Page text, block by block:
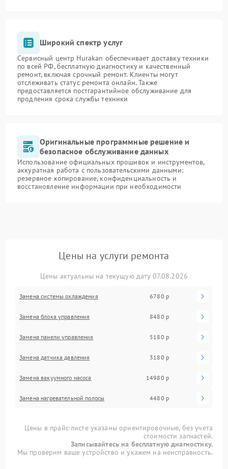
Широкий спектр услуг
Сервисный центр Hurakan обеспечивает доставку техники
по всей РФ, бесплатную диагностику и качественный
ремонт, включая срочный ремонт. Клиенты могут
отслеживать статус ремонта онлайн. Также
предоставляется постгарантийное обслуживание для
продления срока службы техники
Оригинальные программные решение и
безопасное обслуживание данных
Использование официальных прошивок и инструментов,
аккуратная работа с пользовательскими данными:
резервное копирование, конфиденциальность и
восстановление информации при необходимости
Цены на услуги ремонта
Цены актуальны на текущую дату 07.08.2026
Замена системы охлаждения 6780 р
Замена блока управления 8480 р
Замена панели управления 5180 р
Замена датчика давления 3180 р
Замена вакуумного насоса 14980 р
Замена нагревательной полосы 4480 р
Цены в прайс-листе указаны ориентировочные, без учета
стоимости запчастей.
Записывайтесь на бесплатную диагностику.
Мы проверим ваше устройство и укажем на неисправность.